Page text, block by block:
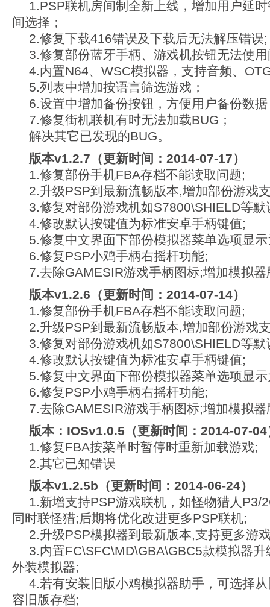
1.PSP联机房间制全新上线，增加用户延
间选择；
2.修复下载416错误及下载后无法解压错误;
3.修复部份蓝牙手柄、游戏机按钮无法使
4.内置N64、WSC模拟器，支持音频、
5.列表中增加按语言筛选游戏；
6.设置中增加备份按钮，方便用户备份数
7.修复街机联机有时无法加载BUG；
解决其它已发现的BUG。
版本v1.2.7（更新时间：2014-07-17）
1.修复部份手机FBA存档不能读取问题;
2.升级PSP到最新流畅版本,增加部份游戏
3.修复对部份游戏机如S7800\SHIELD等默
4.修改默认按键值为标准安卓手柄键值;
5.修复中文界面下部份模拟器菜单选项显
6.修复PSP小鸡手柄右摇杆功能;
7.去除GAMESIR游戏手柄图标;增加模拟
版本v1.2.6（更新时间：2014-07-14）
1.修复部份手机FBA存档不能读取问题;
2.升级PSP到最新流畅版本,增加部份游戏
3.修复对部份游戏机如S7800\SHIELD等默
4.修改默认按键值为标准安卓手柄键值;
5.修复中文界面下部份模拟器菜单选项显
6.修复PSP小鸡手柄右摇杆功能;
7.去除GAMESIR游戏手柄图标;增加模拟
版本：IOSv1.0.5（更新时间：2014-07-04
1.修复FBA按菜单时暂停时重新加载游戏;
2.其它已知错误
版本v1.2.5b（更新时间：2014-06-24）
1.新增支持PSP游戏联机，如怪物猎人P3/
同时联怪猎;后期将优化改进更多PSP联机;
2.升级PSP模拟器到最新版本,支持更多游
3.内置FC\SFC\MD\GBA\GBC5款模拟器
外装模拟器;
4.若有安装旧版小鸡模拟器助手，可选择
容旧版存档;